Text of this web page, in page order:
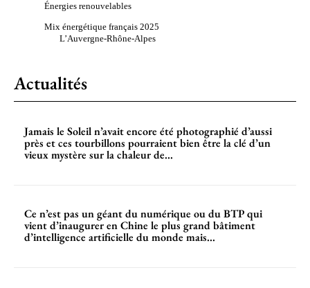
Énergies renouvelables
Mix énergétique français 2025
L’Auvergne-Rhône-Alpes
Actualités
Jamais le Soleil n’avait encore été photographié d’aussi
près et ces tourbillons pourraient bien être la clé d’un
vieux mystère sur la chaleur de...
Ce n’est pas un géant du numérique ou du BTP qui
vient d’inaugurer en Chine le plus grand bâtiment
d’intelligence artificielle du monde mais...